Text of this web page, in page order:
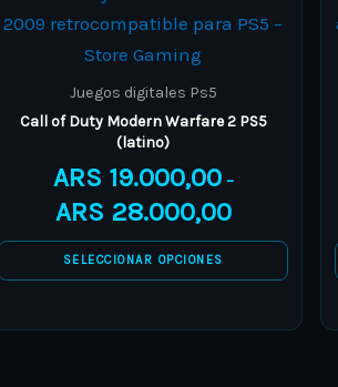
Juegos digitales Ps5
Call of Duty Modern Warfare 2 PS5
(latino)
ARS 19.000,00 –
ARS 28.000,00
ARS 19.000,00
SELECCIONAR OPCIONES
product
has
multiple
variants.
The
options
may
be
chosen
the